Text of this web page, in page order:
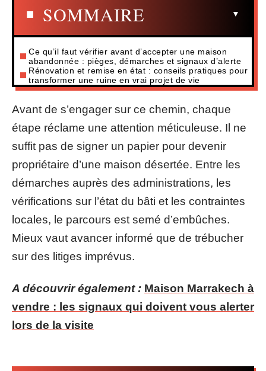
SOMMAIRE
Ce qu’il faut vérifier avant d’accepter une maison
abandonnée : pièges, démarches et signaux d’alerte
Rénovation et remise en état : conseils pratiques pour
transformer une ruine en vrai projet de vie
Avant de s’engager sur ce chemin, chaque
étape réclame une attention méticuleuse. Il ne
suffit pas de signer un papier pour devenir
propriétaire d’une maison désertée. Entre les
démarches auprès des administrations, les
vérifications sur l’état du bâti et les contraintes
locales, le parcours est semé d’embûches.
Mieux vaut avancer informé que de trébucher
sur des litiges imprévus.
A découvrir également : Maison Marrakech à
vendre : les signaux qui doivent vous alerter
lors de la visite